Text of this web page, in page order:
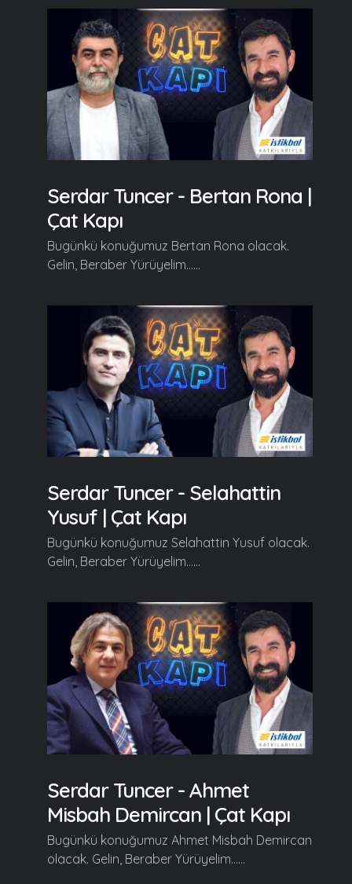
Serdar Tuncer - Bertan Rona |
Çat Kapı
Bugünkü konuğumuz Bertan Rona olacak.
Gelin, Beraber Yürüyelim......
Serdar Tuncer - Selahattin
Yusuf | Çat Kapı
Bugünkü konuğumuz Selahattin Yusuf olacak.
Gelin, Beraber Yürüyelim......
Serdar Tuncer - Ahmet
Misbah Demircan | Çat Kapı
Bugünkü konuğumuz Ahmet Misbah Demircan
olacak. Gelin, Beraber Yürüyelim......